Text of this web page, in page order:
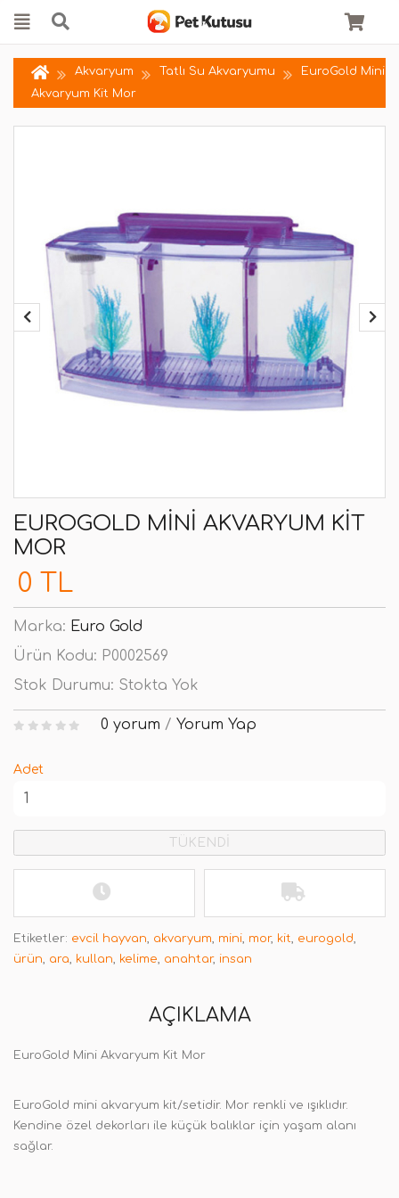
Akvaryum Tatlı Su Akvaryumu
EuroGold Mini
Akvaryum Kit Mor
EUROGOLD MINI AKVARYUM KIT
MOR
0 TL
Marka: Euro Gold
Ürün Kodu: P0002569
Stok Durumu: Stokta Yok
0 yorum / Yorum Yap
Adet
TÜKENDİ
Etiketler: evcil hayvan, akvaryum, mini, mor, kit, eurogold,
ürün, ara, kullan, kelime, anahtar, insan
AÇIKLAMA
EuroGold Mini Akvaryum Kit Mor
EuroGold mini akvaryum kit/setidir. Mor renkli ve ışıklıdır.
Kendine özel dekorları ile küçük balıklar için yaşam alanı
sağlar.